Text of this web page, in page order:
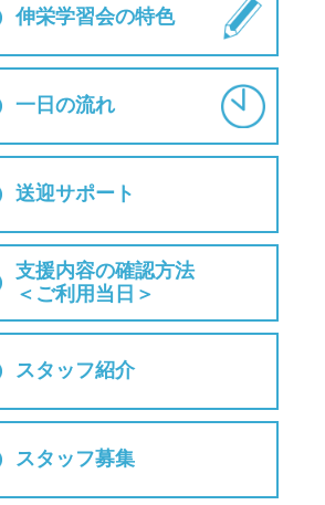
伸栄学習会の特色
一日の流れ
送迎サポート
支援内容の確認方法
＜ご利用当日＞
スタッフ紹介
スタッフ募集